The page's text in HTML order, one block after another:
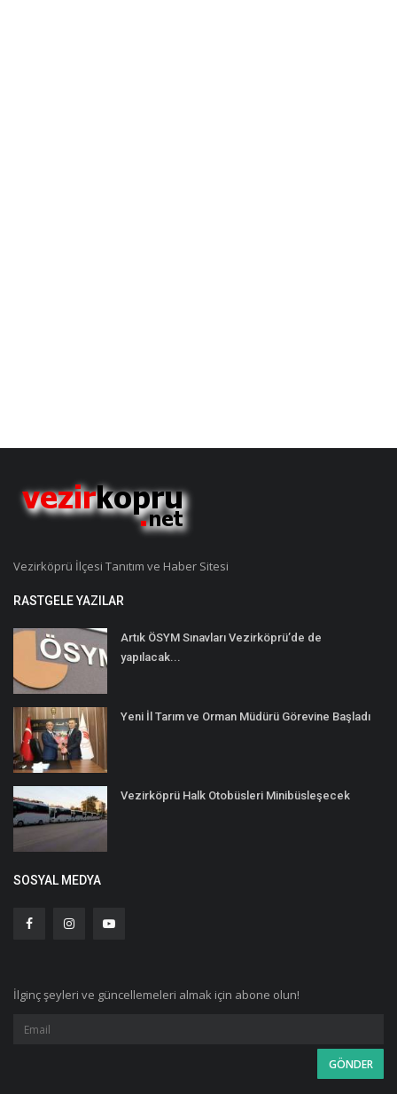
Vezirköprü İlçesi Tanıtım ve Haber Sitesi
RASTGELE YAZILAR
Artık ÖSYM Sınavları Vezirköprü’de de
yapılacak...
Yeni İl Tarım ve Orman Müdürü Görevine Başladı
Vezirköprü Halk Otobüsleri Minibüsleşecek
SOSYAL MEDYA
İlginç şeyleri ve güncellemeleri almak için abone olun!